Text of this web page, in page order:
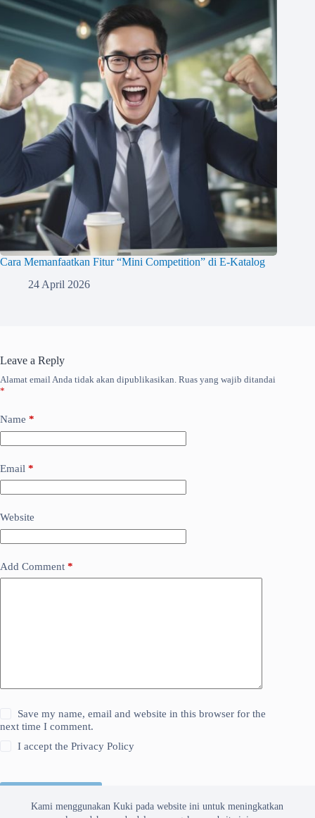
Kami menggunakan Kuki pada website ini untuk meningkatkan
Cara Memanfaatkan Fitur “Mini Competition” di E-Katalog
24 April 2026
Leave a Reply
Alamat email Anda tidak akan dipublikasikan. Ruas yang wajib ditandai
*
Name *
Email *
Website
Add Comment *
Save my name, email and website in this browser for the
next time I comment.
I accept thePrivacy Policy